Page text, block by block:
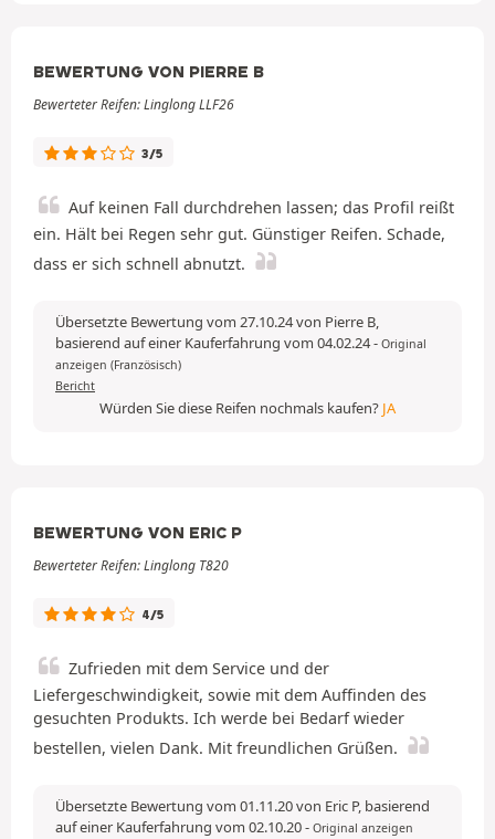
BEWERTUNG VON PIERRE B
Bewerteter Reifen: Linglong LLF26
3/5
Auf keinen Fall durchdrehen lassen; das Profil reißt
ein. Hält bei Regen sehr gut. Günstiger Reifen. Schade,
dass er sich schnell abnutzt.
Übersetzte Bewertung vom 27.10.24 von Pierre B,
basierend auf einer Kauferfahrung vom 04.02.24- Original
anzeigen (Französisch)
Bericht
Würden Sie diese Reifen nochmals kaufen? JA
BEWERTUNG VON ERIC P
Bewerteter Reifen: Linglong T820
4/5
Zufrieden mit dem Service und der
Liefergeschwindigkeit, sowie mit dem Auffinden des
gesuchten Produkts. Ich werde bei Bedarf wieder
bestellen, vielen Dank. Mit freundlichen Grüßen.
Übersetzte Bewertung vom 01.11.20 von Eric P, basierend
auf einer Kauferfahrung vom 02.10.20- Original anzeigen